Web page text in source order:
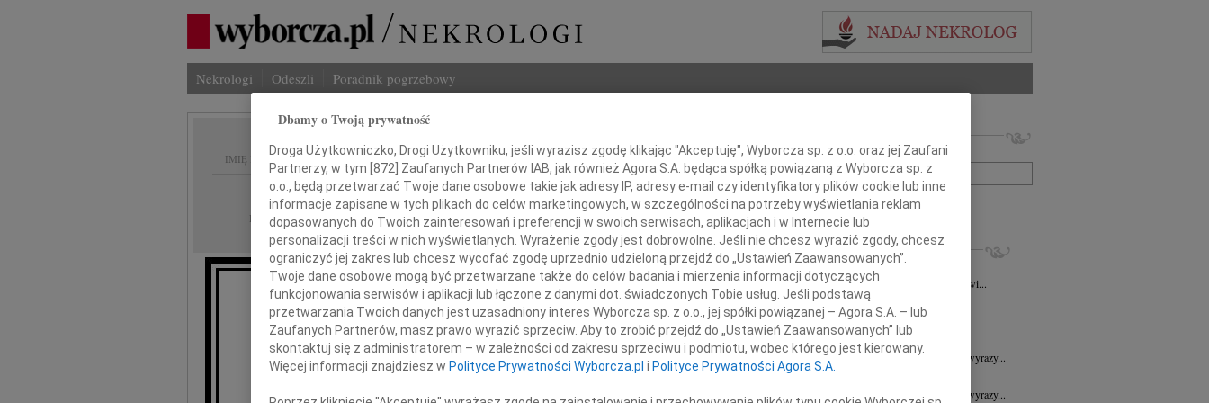
Nekrologi Odeszli Poradnik pogrzebowy
IMIĘ I NAZWISKO:
REGION: Wrocław
DATA EMISJI: 27.09.2010
Pani
Imię i nazwisko lub numer ogłoszenia:
+ szukanie zaawansowane
INNE NEKROLOGI
Lucyna Wróbel 06.08.2026 Wrocław
Naszemu Przyjacielowi Michałowi Łuczakowi...
06.08.2026Wrocław
Annie Ciskowskiej wyrazy najgłębszego...
31.07.2026
Wrocław
Panu Sędziemu Januszowi Kaspryszynowi wyrazy...
31.07.2026
Panu Sędziemu Januszowi Kaspryszynowi wyrazy...
Dbamy o Twoją prywatność
Droga Użytkowniczko, Drogi Użytkowniku, jeśli wyrazisz zgodę klikając "Akceptuję", Wyborcza sp. z o.o. oraz jej Zaufani
Partnerzy, w tym [872] Zaufanych Partnerów IAB, jak również Agora S.A. będąca spółką powiązaną z Wyborcza sp. z
o.o., będą przetwarzać Twoje dane osobowe takie jak adresy IP, adresy e-mail czy identyfikatory plików cookie lub inne
informacje zapisane w tych plikach do celów marketingowych, w szczególności na potrzeby wyświetlania reklam
dopasowanych do Twoich zainteresowań i preferencji w swoich serwisach, aplikacjach i w Internecie lub
personalizacji treści w nich wyświetlanych. Wyrażenie zgody jest dobrowolne. Jeśli nie chcesz wyrazić zgody, chcesz
ograniczyć jej zakres lub chcesz wycofać zgodę uprzednio udzieloną przejdź do „Ustawień Zaawansowanych”.
Twoje dane osobowe mogą być przetwarzane także do celów badania i mierzenia informacji dotyczących
funkcjonowania serwisów i aplikacji lub łączone z danymi dot. świadczonych Tobie usług. Jeśli podstawą
przetwarzania Twoich danych jest uzasadniony interes Wyborcza sp. z o.o., jej spółki powiązanej – Agora S.A. – lub
Zaufanych Partnerów, masz prawo wyrazić sprzeciw. Aby to zrobić przejdź do „Ustawień Zaawansowanych” lub
skontaktuj się z administratorem – w zależności od zakresu sprzeciwu i podmiotu, wobec którego jest kierowany.
Więcej informacji znajdziesz w Polityce Prywatności Wyborcza.pl i Polityce Prywatności Agora S.A.